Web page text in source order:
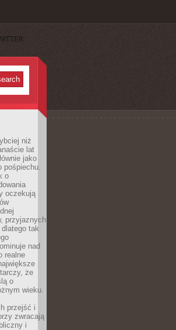
niż
lat
jako
pośpiechu.
o
oczekują
przyjaznych
dlatego tak
nad
realne
że
o
wieku.
przejść i
zwracają
i